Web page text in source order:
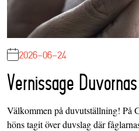
2026-06-24
Vernissage
Välkommen på duvutställning! På
höns tagit över duvslag där